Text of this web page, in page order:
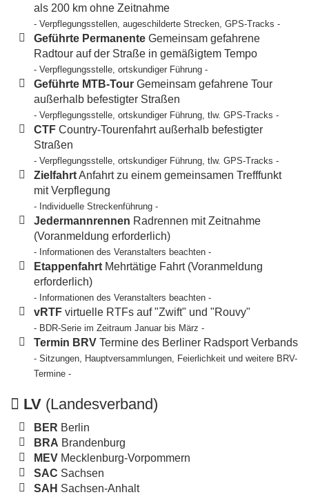
als 200 km ohne Zeitnahme
- Verpflegungsstellen, augeschilderte Strecken, GPS-Tracks -
Geführte Permanente Gemeinsam gefahrene
Radtour auf der Straße in gemäßigtem Tempo
- Verpflegungsstelle, ortskundiger Führung -
Geführte MTB-Tour Gemeinsam gefahrene Tour
außerhalb befestigter Straßen
- Verpflegungsstelle, ortskundiger Führung, tlw. GPS-Tracks -
CTF Country-Tourenfahrt außerhalb befestigter
Straßen
- Verpflegungsstelle, ortskundiger Führung, tlw. GPS-Tracks -
ZielfahrtAnfahrt zu einem gemeinsamen Trefffunkt
mit Verpflegung
- Individuelle Streckenführung -
Jedermannrennen Radrennen mit Zeitnahme
(Voranmeldung erforderlich)
- Informationen des Veranstalters beachten -
Etappenfahrt Mehrtätige Fahrt (Voranmeldung
erforderlich)
- Informationen des Veranstalters beachten -
vRTF virtuelle RTFs auf "Zwift" und "Rouvy"
- BDR-Serie im Zeitraum Januar bis März -
Termin BRV Termine des Berliner Radsport Verbands
- Sitzungen, Hauptversammlungen, Feierlichkeit und weitere BRV-
Termine -
LV (Landesverband)
BER Berlin
BRA Brandenburg
MEV Mecklenburg-Vorpommern
SAC Sachsen
SAH Sachsen-Anhalt